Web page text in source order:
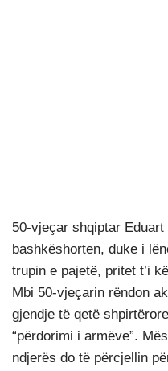
50-vjeçar shqiptar
bashkëshorten, duke i
trupin e pajetë, pritet t’i
Mbi 50-vjeçarin rëndon
gjendje të qetë
“përdorimi i armëve”.
ndjerës do të përcjellin